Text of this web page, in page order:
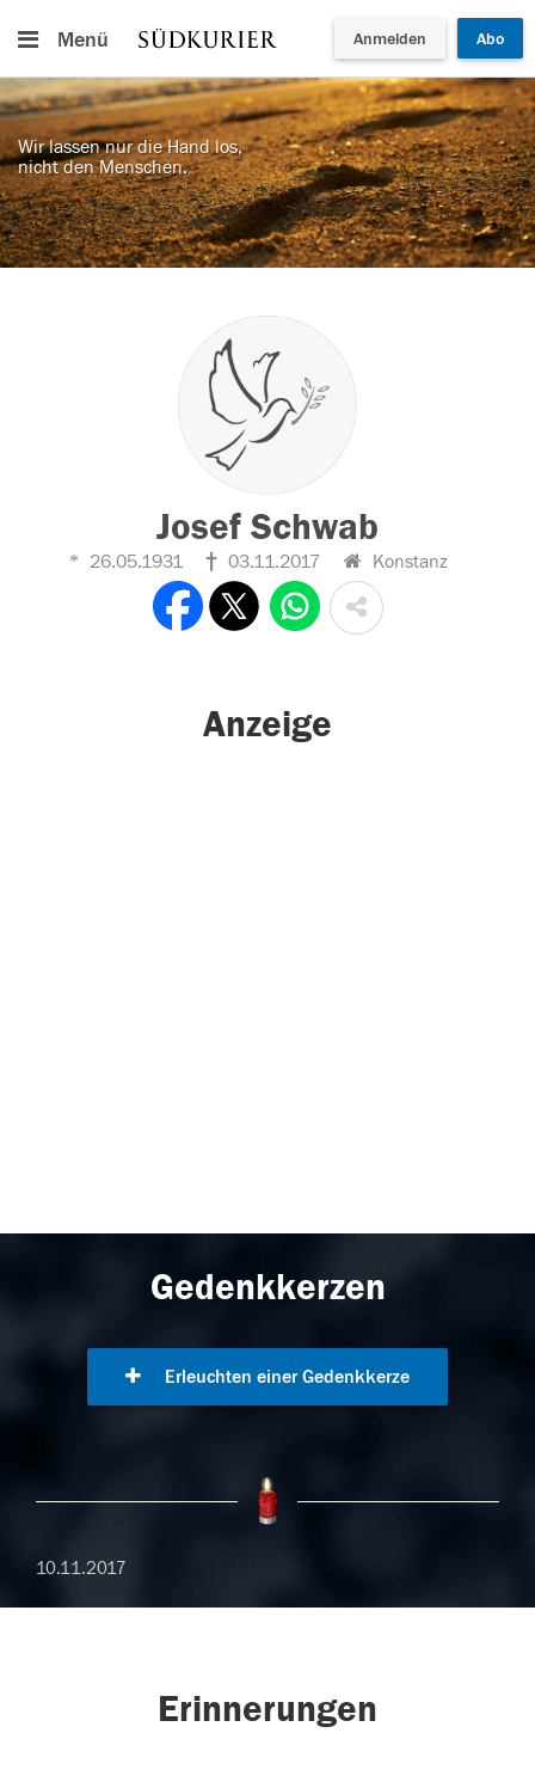
Menü Anmelden Abo
Wir lassen nur die Hand los,
nicht den Menschen.
Josef Schwab
26.05.1931 03.11.2017 Konstanz
Anzeige
Gedenkkerzen
Erleuchten einer Gedenkkerze
10.11.2017
Erinnerungen